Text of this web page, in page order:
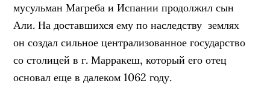
мусульман Магреба и Испании продолжил сын
Али. На доставшихся ему по наследству землях
он создал сильное централизованное государство
со столицей в г. Марракеш, который его отец
основал еще в далеком 1062 году.